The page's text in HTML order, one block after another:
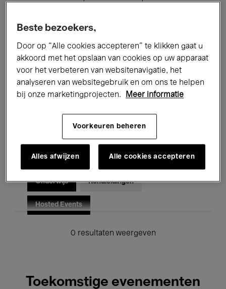
Alle evenementen
Tentoonstellingen Films
Performances Lezingen & Debatten
Jazz Klassieke Muziek Global Music
Voor iedereen Kids’ Palace
Onderwijs Rondleidingen
Hosted Events
0 resultaten weergeven
Toekomstige evenementen
Beste bezoekers,
Door op “Alle cookies accepteren” te klikken gaat u
akkoord met het opslaan van cookies op uw apparaat
voor het verbeteren van websitenavigatie, het
analyseren van websitegebruik en om ons te helpen
bij onze marketingprojecten.
Meer informatie
Voorkeuren beheren
Alles afwijzen Alle cookies accepteren